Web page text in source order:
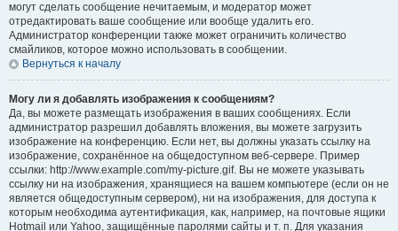
могут сделать сообщение нечитаемым, и модератор может
отредактировать ваше сообщение или вообще удалить его.
Администратор конференции также может ограничить количество
смайликов, которое можно использовать в сообщении.
Вернуться к началу
Могу ли я добавлять изображения к сообщениям?
Да, вы можете размещать изображения в ваших сообщениях. Если
администратор разрешил добавлять вложения, вы можете загрузить
изображение на конференцию. Если нет, вы должны указать ссылку на
изображение, сохранённое на общедоступном веб-сервере. Пример
ссылки: http://www.example.com/my-picture.gif. Вы не можете указывать
ссылку ни на изображения, хранящиеся на вашем компьютере (если он не
является общедоступным сервером), ни на изображения, для доступа к
которым необходима аутентификация, как, например, на почтовые ящики
Hotmail или Yahoo, защищённые паролями сайты и т. п. Для указания